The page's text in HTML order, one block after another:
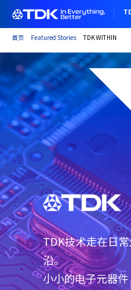
内
容
首页 Featured Stories TDK WITHIN
TDK技术走在日
沿。
小小的电子元器